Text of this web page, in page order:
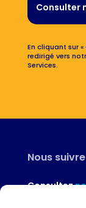
Consulter
En cliquant sur
redirigé vers
Services.
Nous suivre
Consultez